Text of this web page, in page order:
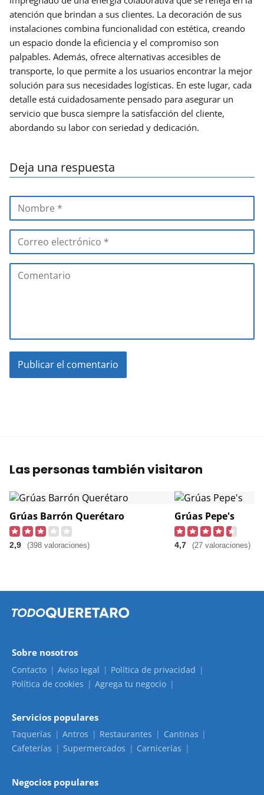
atención que brindan a sus clientes. La decoración de sus
instalaciones combina funcionalidad con estética, creando
un espacio donde la eficiencia y el compromiso son
palpables. Además, ofrece alternativas accesibles de
transporte, lo que permite a los usuarios encontrar la mejor
solución para sus necesidades logísticas. En este lugar, cada
detalle está cuidadosamente pensado para asegurar un
servicio que busca siempre la satisfacción del cliente,
abordando su labor con seriedad y dedicación.
Deja una respuesta
Las personas también visitaron
Grúas Barrón Querétaro
2,9 (398 valoraciones)
Grúas Pepe's
4,7 (27 valoraciones)
Sobre nosotros
Contacto Aviso legal
Política de privacidad
Política de cookies
Agrega tu negocio
Servicios populares
Taquerías Antros Restaurantes
Cantinas
Cafeterías
Supermercados Carnicerías
Negocios populares